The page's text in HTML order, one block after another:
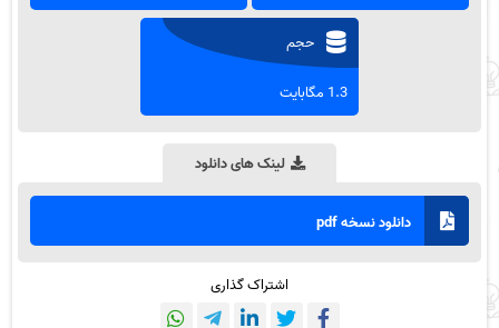
حجم
1.3 مگابایت
لینک های دانلود
دانلود نسخه pdf
اشتراک گذاری